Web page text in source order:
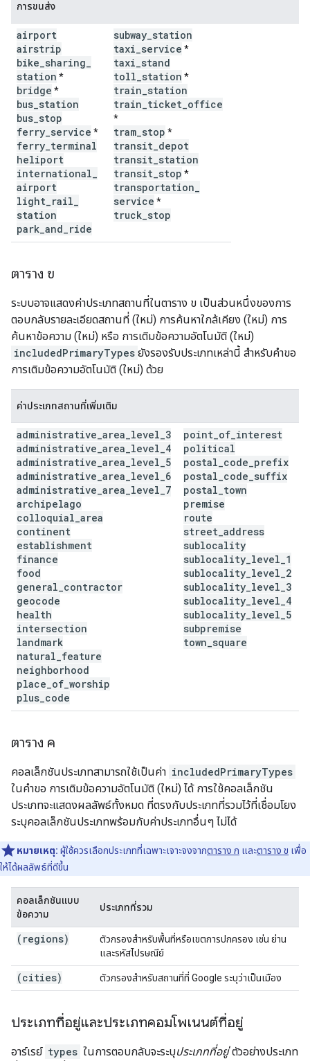
การขนส่ง
airport
airstrip
bike sharing
station *
bridge *
bus station
bus stop
ferry service *
ferry terminal
heliport
international
airport
light rail
station
park and ride
subway station
taxi service *
taxi stand
toll station *
train station
train ticket office
*
tram stop *
transit depot
transit station
transit stop *
transportation
service *
truck stop
ตาราง ข
ระบบอาจแสดงค่าประเภทสถานที่ในตาราง ข เป็นส่วนหนึ่งของการ
ตอบกลับรายละเอียดสถานที่ (ใหม่) การค้นหาใกล้เคียง (ใหม่) การ
ค้นหาข้อความ (ใหม่) หรือ การเติมข้อความอัตโนมัติ (ใหม่)
includedPrimaryTypes ยังรองรับประเภทเหล่านี้ สำหรับคำขอ
การเติมข้อความอัตโนมัติ (ใหม่) ด้วย
ค่าประเภทสถานที่เพิ่มเติม
administrative area level 3
administrative area level 4
administrative area level 5
administrative area level 6
administrative area level 7
archipelago
colloquial area
continent
establishment
finance
food
general contractor
geocode
health
intersection
landmark
natural feature
neighborhood
place of worship
plus code
point of interest
political
postal code prefix
postal code suffix
postal town
premise
route
street address
sublocality
sublocality level 1
sublocality level 2
sublocality level 3
sublocality level 4
sublocality level 5
subpremise
town square
ตาราง ค
คอลเล็กชันประเภทสามารถใช้เป็นค่า includedPrimaryTypes
ในคำขอ การเติมข้อความอัตโนมัติ (ใหม่) ได้ การใช้คอลเล็กชัน
ประเภทจะแสดงผลลัพธ์ทั้งหมด ที่ตรงกับประเภทที่รวมไว้ที่เชื่อมโยง
ระบุคอลเล็กชันประเภทพร้อมกับค่าประเภทอื่นๆ ไม่ได้
หมายเหตุ: ผู้ใช้ควรเลือกประเภทที่เฉพาะเจาะจงจากตาราง ก และตาราง ข เพื่อ
ให้ได้ผลลัพธ์ที่ดีขึ้น
คอลเล็กชันแบบ
ข้อความ
ประเภทที่รวม
(regions)
ตัวกรองสำหรับพื้นที่หรือเขตการปกครอง เช่น ย่าน
และรหัสไปรษณีย์
(cities) ตัวกรองสำหรับสถานที่ที่ Google ระบุว่าเป็นเมือง
ประเภทที่อยู่และประเภทคอมโพเนนต์ที่อยู่
อาร์เรย์ types ในการตอบกลับจะระบุประเภทที่อยู่ตัวอย่างประเภท